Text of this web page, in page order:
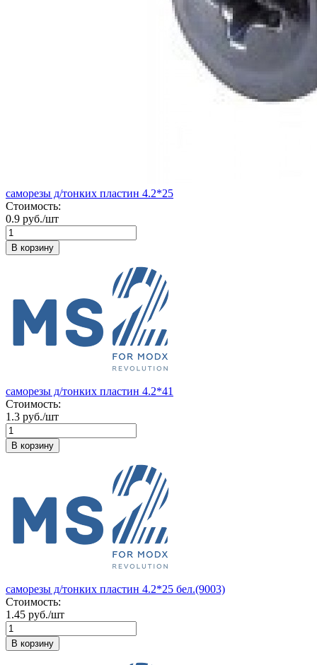
саморезы д/тонких пластин 4.2*25
Стоимость:
0.9 руб./шт
В корзину
саморезы д/тонких пластин 4.2*41
Стоимость:
1.3 руб./шт
В корзину
саморезы д/тонких пластин 4.2*25 бел.(9003)
Стоимость:
1.45 руб./шт
В корзину